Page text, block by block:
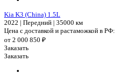
Kia K3 (China) 1.5L
2022 | Передний | 35000 км
Цена с доставкой и растаможкой в РФ:
от 2 000 850 ₽
Заказать
Заказать